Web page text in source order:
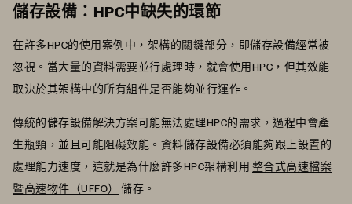
儲存設備：HPC中缺失的環節
在許多HPC的使用案例中，架構的關鍵部分，即儲存設備經常被
忽視。當大量的資料需要並行處理時，就會使用HPC，但其效能
取決於其架構中的所有組件是否能夠並行運作。
傳統的儲存設備解決方案可能無法處理HPC的需求，過程中會產
生瓶頸，並且可能阻礙效能。資料儲存設備必須能夠跟上設置的
處理能力速度，這就是為什麼許多HPC架構利用 整合式高速檔案
暨高速物件（UFFO）
儲存。